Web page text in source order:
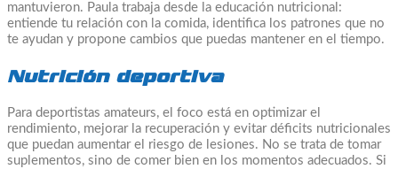
mantuvieron. Paula trabaja desde la educación nutricional:
entiende tu relación con la comida, identifica los patrones que no
te ayudan y propone cambios que puedas mantener en el tiempo.
Nutrición deportiva
Para deportistas amateurs, el foco está en optimizar el
rendimiento, mejorar la recuperación y evitar déficits nutricionales
que puedan aumentar el riesgo de lesiones. No se trata de tomar
suplementos, sino de comer bien en los momentos adecuados. Si